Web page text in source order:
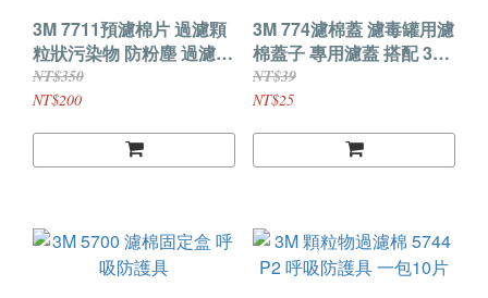
3M 7711預濾棉片 過濾顆
粒狀污染物 防粉塵 過濾棉
10片/包
NT$350
NT$200
3M 774濾棉蓋 濾毒罐用濾
棉蓋子 專用濾蓋 搭配 3M
3200面具 7711濾棉使用
NT$39
NT$25